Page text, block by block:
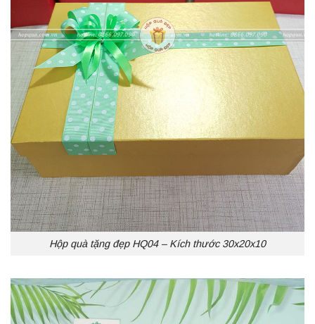
Hộp quà tặng đẹp HQ04 – Kích thước 30x20x10